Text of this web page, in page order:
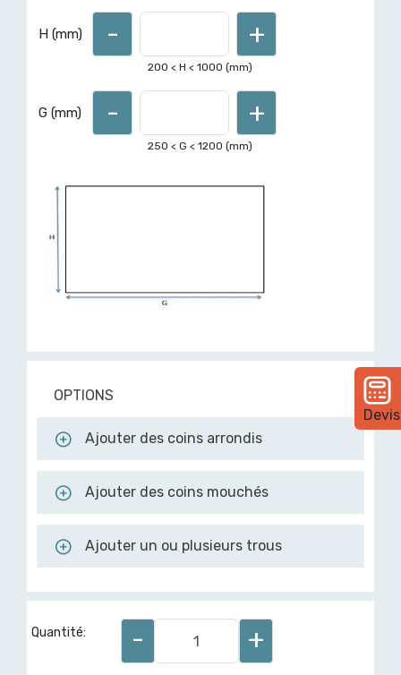
Devis
dimensions hors limites affichées,
demandez un devis ici
H (mm) - +
200 < H <1000 (mm)
G (mm) - +
250 < G <1200 (mm)
OPTIONS
Ajouter des coins arrondis
Ajouter des coins mouchés
Ajouter un ou plusieurs trous
Quantité: - +